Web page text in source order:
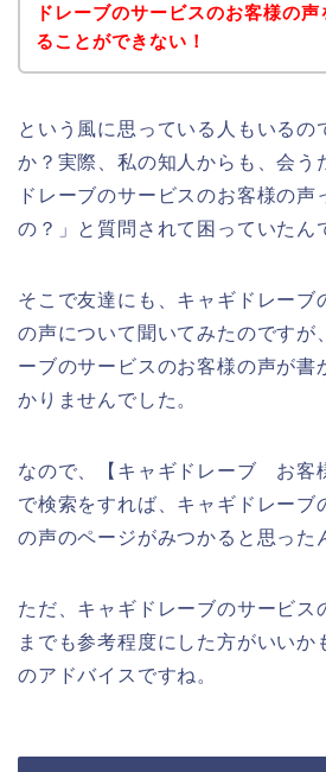
ドレーブのサービスのお客様の声
ることができない！
という風に思っている人もいるの
か？実際、私の知人からも、会う
ドレーブのサービスのお客様の声
の？」と質問されて困っていたん
そこで友達にも、キャギドレーブ
の声について聞いてみたのですが
ーブのサービスのお客様の声が書
かりませんでした。
なので、【キャギドレーブ お客
で検索をすれば、キャギドレーブ
の声のページがみつかると思った
ただ、キャギドレーブのサービス
までも参考程度にした方がいいか
のアドバイスですね。